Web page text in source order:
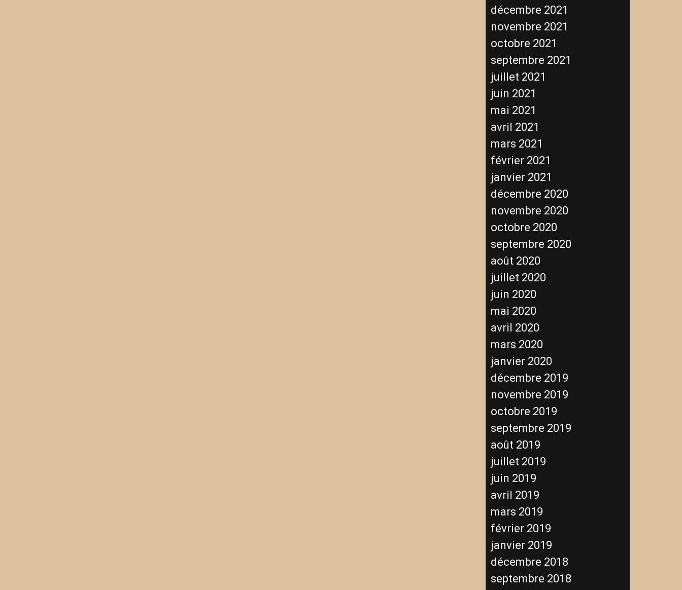
décembre 2021
novembre 2021
octobre 2021
septembre 2021
juillet 2021
juin 2021
mai 2021
avril 2021
mars 2021
février 2021
janvier 2021
décembre 2020
novembre 2020
octobre 2020
septembre 2020
août 2020
juillet 2020
juin 2020
mai 2020
avril 2020
mars 2020
janvier 2020
décembre 2019
novembre 2019
octobre 2019
septembre 2019
août 2019
juillet 2019
juin 2019
avril 2019
mars 2019
février 2019
janvier 2019
décembre 2018
septembre 2018